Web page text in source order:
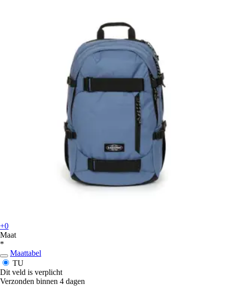
+0
Maat
*
Maattabel
TU
Dit veld is verplicht
Verzonden binnen 4 dagen